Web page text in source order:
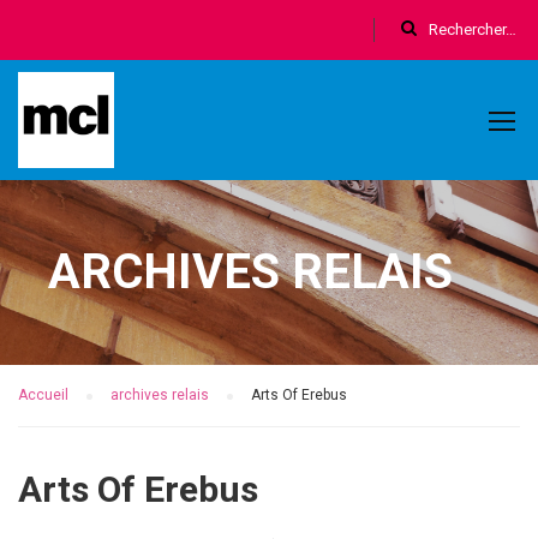
ARCHIVES RELAIS
Accueil archives relais Arts Of Erebus
Arts Of Erebus